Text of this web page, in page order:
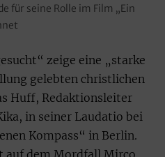
für seine Rolle im Film „Ein
zeige eine „starke
gelebten christlichen
Huff, Redaktionsleiter
in seiner Laudatio bei
Kompass“ in Berlin.